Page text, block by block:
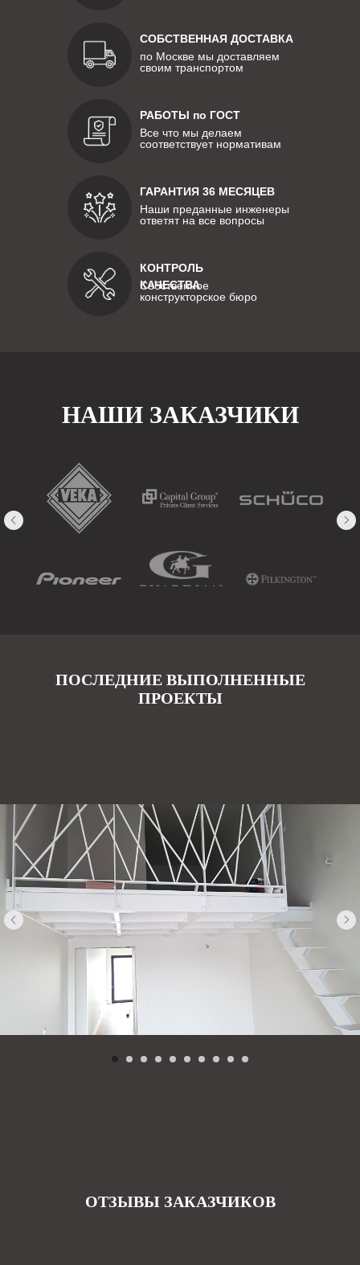
СОБСТВЕННАЯ ДОСТАВКА
по Москве мы доставляем
своим транспортом
РАБОТЫ по ГОСТ
Все что мы делаем
соответствует нормативам
КОНТРОЛЬ
КАЧЕСТВА
Собственное
конструкторское бюро
ГАРАНТИЯ 36 МЕСЯЦЕВ
Наши преданные инженеры
ответят на все вопросы
НАШИ ЗАКАЗЧИКИ
ПОСЛЕДНИЕ ВЫПОЛНЕННЫЕ
ПРОЕКТЫ
ОТЗЫВЫ ЗАКАЗЧИКОВ